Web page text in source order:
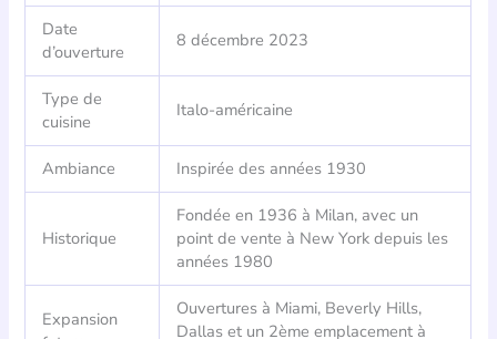
Date
d’ouverture
8 décembre 2023
Type de
cuisine
Italo-américaine
Ambiance Inspirée des années 1930
Historique
Fondée en 1936 à Milan, avec un
point de vente à New York depuis les
années 1980
Expansion
Ouvertures à Miami, Beverly Hills,
Dallas et un 2ème emplacement à